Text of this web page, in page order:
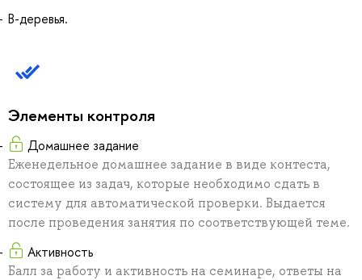
B-деревья.
Элементы контроля
Домашнее задание
Еженедельное домашнее задание в виде контеста,
состоящее из задач, которые необходимо сдать в
систему для автоматической проверки. Выдается
после проведения занятия по соответствующей теме.
Активность
Балл за работу и активность на семинаре, ответы на